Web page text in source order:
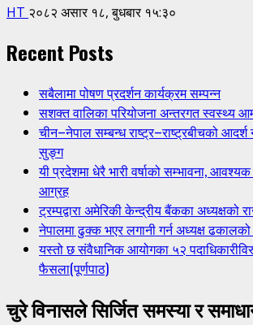
HT २०८२ असार १८, बुधबार १५:३०
Recent Posts
सबैलामा पोषण प्रदर्शन कार्यक्रम सम्पन्न
सशक्त वालिका परियोजना अन्तरगत स्वस्थ्य
चीन–नेपाल सम्बन्ध राष्ट्र–राष्ट्रबीचको
सुङ्ग
यी प्रदेशमा धेरै भारी वर्षाको सम्भावना,
आग्रह
ट्रम्पद्वारा अमेरिकी केन्द्रीय बैंकका अध्यक्षको
नेपालमा ढुक्क भएर लगानी गर्न अध्यक्ष
यस्तो छ संवैधानिक आयोगका ५२
फैसला(पूर्णपाठ)
चुरे विनासले सिर्जित समस्या र